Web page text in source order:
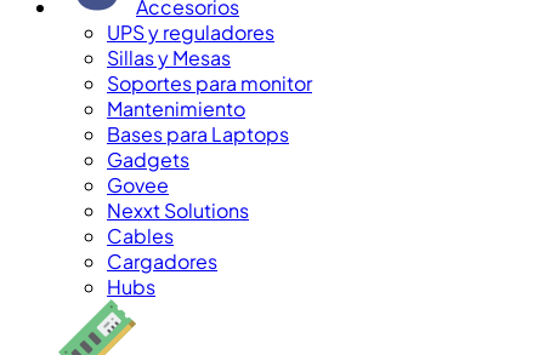
Accesorios
UPS y reguladores
Sillas y Mesas
Soportes para monitor
Mantenimiento
Bases para Laptops
Gadgets
Govee
Nexxt Solutions
Cables
Cargadores
Hubs